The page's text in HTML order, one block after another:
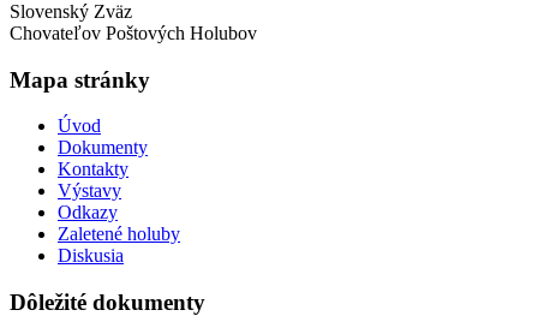
Slovenský Zväz
Chovateľov Poštových Holubov
Mapa stránky
Úvod
Dokumenty
Kontakty
Výstavy
Odkazy
Zaletené holuby
Diskusia
Dôležité dokumenty